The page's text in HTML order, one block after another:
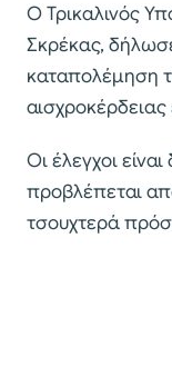
Ο Τρικαλινός
Σκρέκας,
καταπολέμηση
αισχροκέρδειας
Οι έλεγχοι
προβλέπεται
τσουχτερά